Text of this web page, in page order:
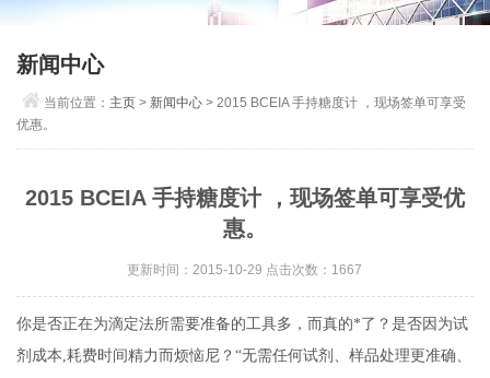
新闻中心
当前位置： 主页 > 新闻中心 > 2015 BCEIA 手持糖度计 ，现场签单可享受
优惠。
2015 BCEIA 手持糖度计 ，现场签单可享受优
惠。
更新时间：2015-10-29 点击次数：1667
你是否正在为滴定法所需要准备的工具多，而真的*了？是否因为试
剂成本,耗费时间精力而烦恼尼？“无需任何试剂、样品处理更准确、